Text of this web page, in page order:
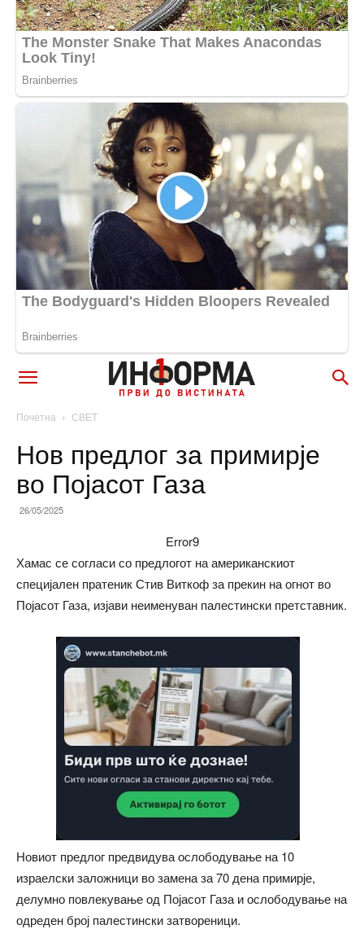
Почетна СВЕТ
Нов предлог за примирје
во Појасот Газа
26/05/2025
Error9
Хамас се согласи со предлогот на американскиот
специјален пратеник Стив Виткоф за прекин на огнот во
Појасот Газа, изјави неименуван палестински претставник.
Новиот предлог предвидува ослободување на 10
израелски заложници во замена за 70 дена примирје,
делумно повлекување од Појасот Газа и ослободување на
одреден број палестински затвореници.